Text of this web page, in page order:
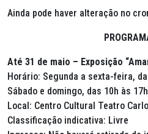
Ainda pode haver alteração no
Até 31 de maio – Exposição
Horário: Segunda a sexta-feira,
Sábado e domingo, das 10h às 17h
Local: Centro Cultural Teatro
Classificação indicativa: Livre